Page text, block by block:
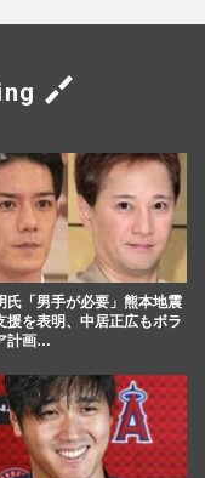
氏「男手が必要」熊本地震
援を表明、中居正広もボラ
計画…